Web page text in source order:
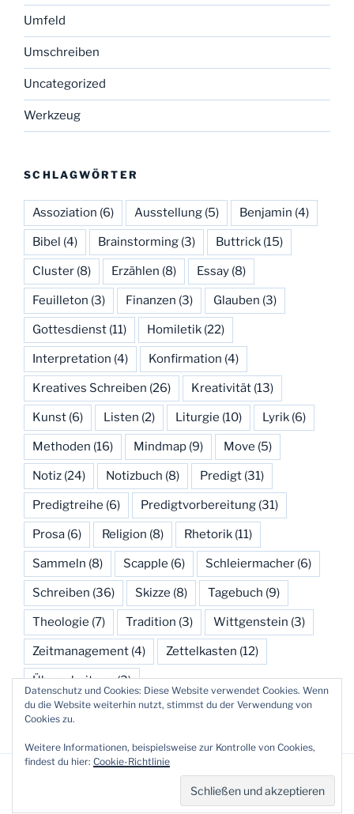
Umfeld
Umschreiben
Uncategorized
Werkzeug
SCHLAGWÖRTER
Assoziation (6) Ausstellung (5) Benjamin (4)
Bibel (4) Brainstorming (3) Buttrick (15)
Cluster (8) Erzählen (8) Essay (8)
Feuilleton (3) Finanzen (3) Glauben (3)
Gottesdienst (11) Homiletik (22)
Interpretation (4) Konfirmation (4)
Kreatives Schreiben (26) Kreativität (13)
Kunst (6) Listen (2) Liturgie (10) Lyrik (6)
Methoden (16) Mindmap (9) Move (5)
Notiz (24) Notizbuch (8) Predigt (31)
Predigtreihe (6) Predigtvorbereitung (31)
Prosa (6) Religion (8) Rhetorik (11)
Sammeln (8) Scapple (6) Schleiermacher (6)
Schreiben (36) Skizze (8) Tagebuch (9)
Theologie (7) Tradition (3) Wittgenstein (3)
Zeitmanagement (4) Zettelkasten (12)
Überarbeitung(3)
Stolz präsentiert von WordPress
Datenschutz und Cookies: Diese Website verwendet Cookies. Wenn
du die Website weiterhin nutzt, stimmst du der Verwendung von
Cookies zu.
Weitere Informationen, beispielsweise zur Kontrolle von Cookies,
findest du hier: Cookie-Richtlinie